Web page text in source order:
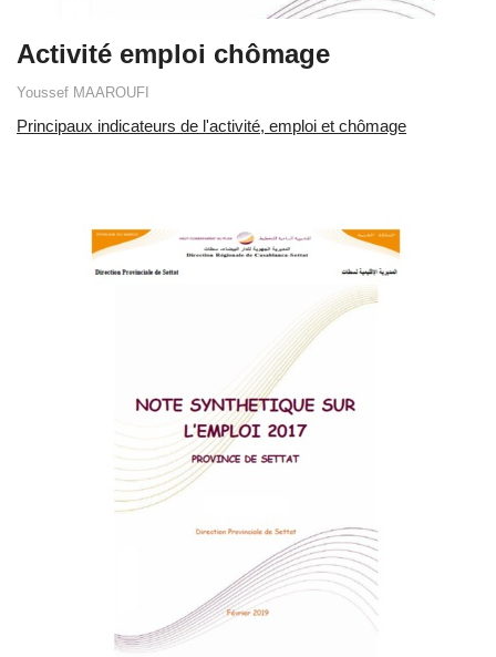
Activité emploi chômage
Youssef MAAROUFI
Principaux indicateurs de l'activité, emploi et chômage